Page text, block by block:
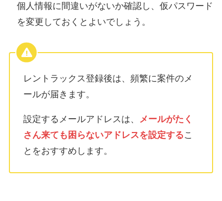
個人情報に間違いがないか確認し、仮パスワード
を変更しておくとよいでしょう。
レントラックス登録後は、頻繁に案件のメ
ールが届きます。
設定するメールアドレスは、 メールがたく
さん来ても困らないアドレスを設定するこ
とをおすすめします。